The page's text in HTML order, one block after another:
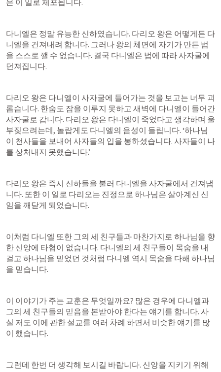
은 이 일로 체포됩니다.
다니엘은 정말 유능한 신하였습니다. 다리오 왕은 어떻게든 다
니엘을 건져내려 합니다. 그러나 왕의 체면에 자기가 만든 법
을 스스로 깰 수 없습니다. 결국 다니엘은 법에 따라 사자굴에
던져집니다.
다리오 왕은 다니엘이 사자굴에 들어가는 것을 보고는 너무 괴
롭습니다. 한숨도 잠을 이루지 못하고 새벽에 다니엘이 들어간
사자굴로 갑니다. 다리오 왕은 다니엘이 죽었다고 생각하며 울
부짖으려는데, 놀랍게도 다니엘의 음성이 들립니다. ‘하나님
이 천사들을 보내어 사자들의 입을 봉하셨습니다. 사자들이 나
를 상처내지 못했습니다.’
다리오 왕은 즉시 신하들을 불러 다니엘을 사자굴에서 건져냅
니다. 또한 이 일로 다리오는 진정으로 하나님은 살아계신 신
임을 깨닫게 되었습니다.
이처럼 다니엘 또한 그의 세 친구들과 마찬가지로 하나님을 향
한 신앙에 타협이 없습니다. 다니엘의 세 친구들이 목숨을 내
걸고 하나님을 믿었던 것처럼 다니엘 역시 목숨을 다해 하나님
을 믿습니다.
이 이야기가 주는 교훈은 무엇일까요? 많은 경우에 다니엘과
그의 세 친구들의 믿음을 본받아야 한다는 얘기를 합니다. 사
실 저도 이에 관한 설교를 여러 차례 하면서 비슷한 얘기를 많
이 했습니다.
그런데 한번 더 생각해 보시길 바랍니다. 신앙을 지키기 위해